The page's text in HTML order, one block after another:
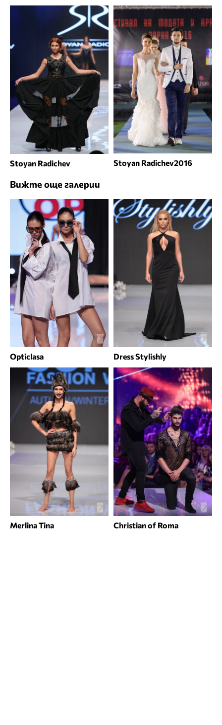
Stoyan Radichev Stoyan Radichev2016
Вижте още галерии
Opticlasa Dress Stylishly
Merlina Tina Christian of Roma